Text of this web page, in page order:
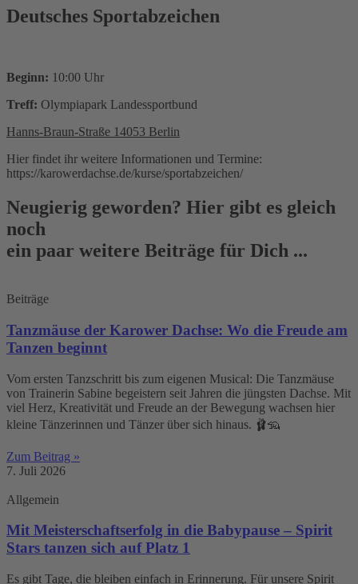
Deutsches Sportabzeichen
Beginn: 10:00 Uhr
Treff: Olympiapark Landessportbund
Hanns-Braun-Straße 14053 Berlin
Hier findet ihr weitere Informationen und Termine:
https://karowerdachse.de/kurse/sportabzeichen/
Neugierig geworden? Hier gibt es gleich
noch
ein paar weitere Beiträge für Dich ...
Beiträge
Tanzmäuse der Karower Dachse: Wo die Freude am
Tanzen beginnt
Vom ersten Tanzschritt bis zum eigenen Musical: Die Tanzmäuse
von Trainerin Sabine begeistern seit Jahren die jüngsten Dachse. Mit
viel Herz, Kreativität und Freude an der Bewegung wachsen hier
kleine Tänzerinnen und Tänzer über sich hinaus. 🩰🦡
Zum Beitrag »
7. Juli 2026
Allgemein
Mit Meisterschaftserfolg in die Babypause – Spirit
Stars tanzen sich auf Platz 1
Es gibt Tage, die bleiben einfach in Erinnerung. Für unsere Spirit